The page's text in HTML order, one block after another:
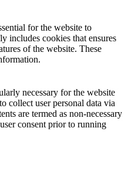
for the website to
includes cookies that ensures
of the website. These
necessary for the website
collect user personal data via
are termed as non-necessary
consent prior to running